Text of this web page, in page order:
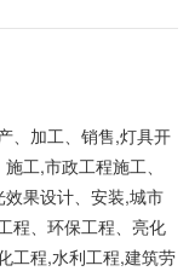
、加工、销售,灯具开
工,市政工程施工、
果设计、安装,城市
程、环保工程、亮化
工程,水利工程,建筑劳